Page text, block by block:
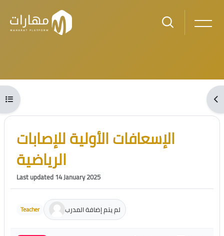
Skip to main content
Blocks
Open course index
Blocks
Skip [Cocoon] Course Intro
الإسعافات الأولية للإصابات
الرياضية
Last updated 14 January 2025
Teacher لم يتم إضافة المدرب